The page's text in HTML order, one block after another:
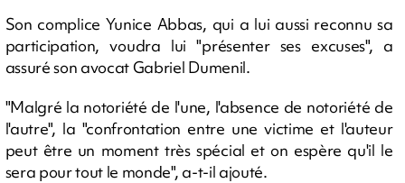
Son complice Yunice Abbas, qui a lui aussi reconnu sa
participation, voudra lui "présenter ses excuses", a
assuré son avocat Gabriel Dumenil.
"Malgré la notoriété de l'une, l'absence de notoriété de
l'autre", la "confrontation entre une victime et l'auteur
peut être un moment très spécial et on espère qu'il le
sera pour tout le monde", a-t-il ajouté.